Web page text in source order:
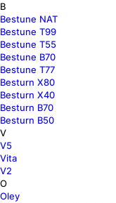
B
Bestune NAT
Bestune T99
Bestune T55
Bestune B70
Bestune T77
Besturn X80
Besturn X40
Besturn B70
Besturn B50
V
V5
Vita
V2
O
Oley